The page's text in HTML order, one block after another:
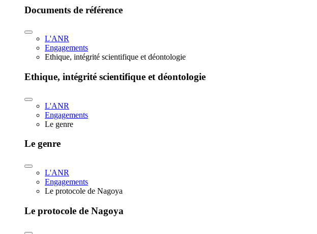
Documents de référence
L'ANR
Engagements
Ethique, intégrité scientifique et déontologie
Ethique, intégrité scientifique et déontologie
L'ANR
Engagements
Le genre
Le genre
L'ANR
Engagements
Le protocole de Nagoya
Le protocole de Nagoya